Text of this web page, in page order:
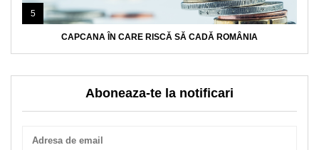
5
CAPCANA ÎN CARE RISCĂ SĂ CADĂ ROMÂNIA
Aboneaza-te la notificari